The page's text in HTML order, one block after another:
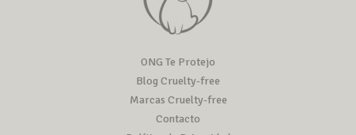
ONG Te Protejo
Blog Cruelty-free
Marcas Cruelty-free
Contacto